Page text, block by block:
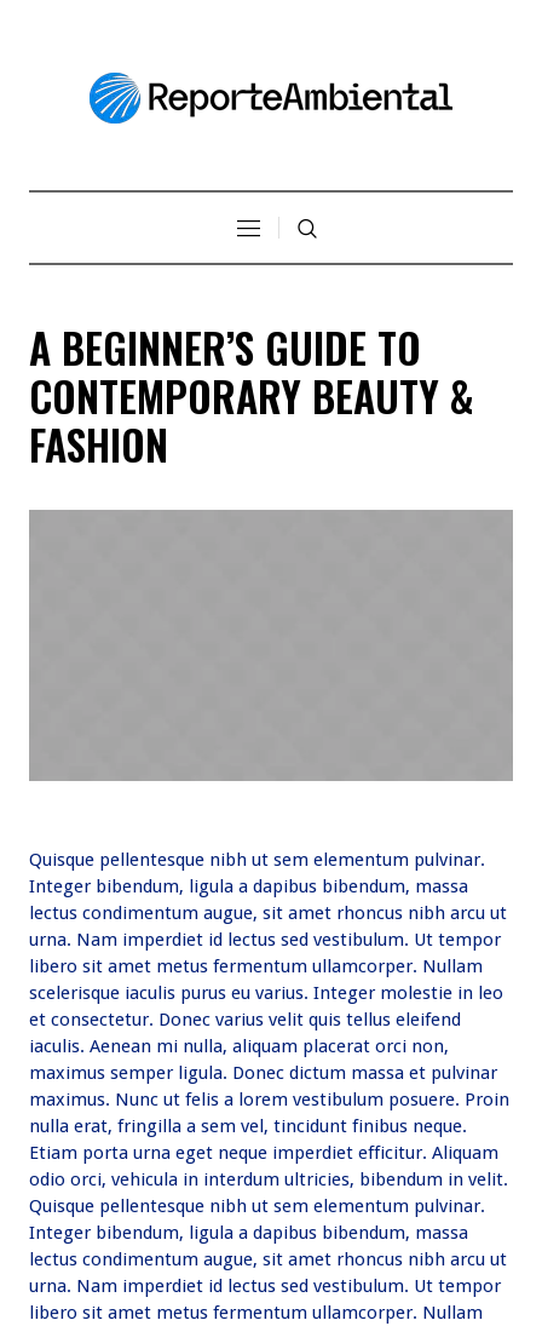
A BEGINNER’S GUIDE TO
CONTEMPORARY BEAUTY &
FASHION
Quisque pellentesque nibh ut sem elementum pulvinar.
Integer bibendum, ligula a dapibus bibendum, massa
lectus condimentum augue, sit amet rhoncus nibh arcu ut
urna. Nam imperdiet id lectus sed vestibulum. Ut tempor
libero sit amet metus fermentum ullamcorper. Nullam
scelerisque iaculis purus eu varius. Integer molestie in leo
et consectetur. Donec varius velit quis tellus eleifend
iaculis. Aenean mi nulla, aliquam placerat orci non,
maximus semper ligula. Donec dictum massa et pulvinar
maximus. Nunc ut felis a lorem vestibulum posuere. Proin
nulla erat, fringilla a sem vel, tincidunt finibus neque.
Etiam porta urna eget neque imperdiet efficitur. Aliquam
odio orci, vehicula in interdum ultricies, bibendum in velit.
Quisque pellentesque nibh ut sem elementum pulvinar.
Integer bibendum, ligula a dapibus bibendum, massa
lectus condimentum augue, sit amet rhoncus nibh arcu ut
urna. Nam imperdiet id lectus sed vestibulum. Ut tempor
libero sit amet metus fermentum ullamcorper. Nullam